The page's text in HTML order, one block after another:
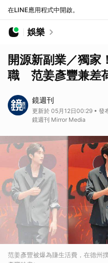
在LINE應用程式中開啟。
娛樂
開源新副業／獨家
職 范姜彥豐兼差
鏡週刊
更新於 05月12日00:29 • 發
鏡週刊 Mirror Media
范姜彥豐被爆為賺生活費，在德州